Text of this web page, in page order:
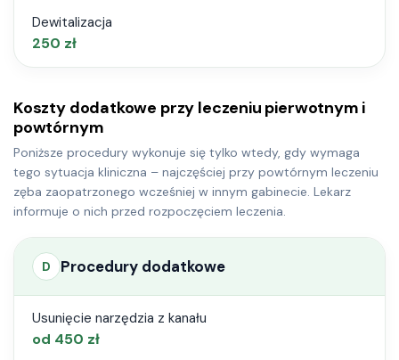
Dewitalizacja
250 zł
Koszty dodatkowe przy leczeniu pierwotnym i
powtórnym
Poniższe procedury wykonuje się tylko wtedy, gdy wymaga
tego sytuacja kliniczna – najczęściej przy powtórnym leczeniu
zęba zaopatrzonego wcześniej w innym gabinecie. Lekarz
informuje o nich przed rozpoczęciem leczenia.
D Procedury dodatkowe
Usunięcie narzędzia z kanału
od 450 zł